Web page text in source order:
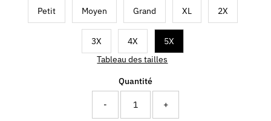
Petit Moyen Grand XL 2X
3X 4X
5X
Tableau des tailles
Quantité
- +